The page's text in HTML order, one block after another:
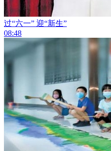
过“六一” 迎“新生”
08:48